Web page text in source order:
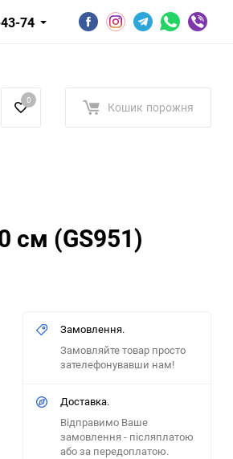
74
0 Кошик порожня
см (GS951)
Замовлення.
Замовляйте товар просто
зателефонувавши нам!
Доставка.
Відправимо Ваше
замовлення - післяплатою
або за передоплатою.